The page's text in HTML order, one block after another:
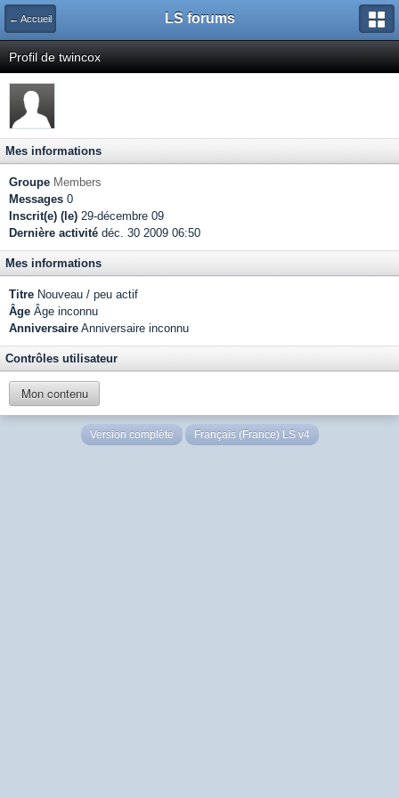
← Accueil LS forums
Profil de twincox
Mes informations
Groupe Members
Messages 0
Inscrit(e) (le) 29-décembre 09
Dernière activité déc. 30 2009 06:50
Mes informations
Titre Nouveau / peu actif
Âge Âge inconnu
Anniversaire Anniversaire inconnu
Contrôles utilisateur
Mon contenu
Version complète Français (France) LS v4